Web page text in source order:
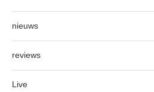
nieuws
reviews
Live